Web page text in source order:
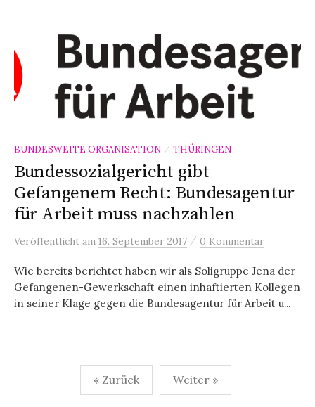
BUNDESWEITE ORGANISATION / THÜRINGEN
Bundessozialgericht gibt
Gefangenem Recht: Bundesagentur
für Arbeit muss nachzahlen
Veröffentlicht am 16. September 2017 / 0 Kommentar
Wie bereits berichtet haben wir als Soligruppe Jena der
Gefangenen-Gewerkschaft einen inhaftierten Kollegen
in seiner Klage gegen die Bundesagentur für Arbeit u...
Seitennummerierung
« Zurück Weiter »